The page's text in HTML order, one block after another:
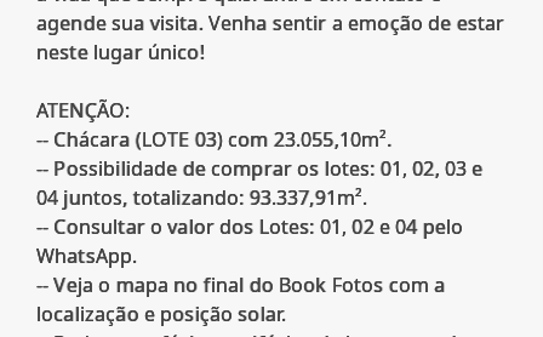
agende sua visita. Venha sentir a emoção de estar
neste lugar único!
ATENÇÃO:
-- Chácara (LOTE 03) com 23.055,10m².
-- Possibilidade de comprar os lotes: 01, 02, 03 e
04 juntos, totalizando: 93.337,91m².
-- Consultar o valor dos Lotes: 01, 02 e 04 pelo
WhatsApp.
-- Veja o mapa no final do Book Fotos com a
localização e posição solar.